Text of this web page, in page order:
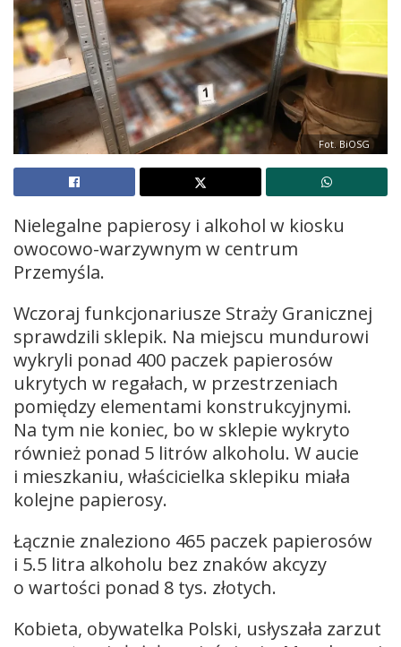
Fot. BiOSG
Nielegalne papierosy i alkohol w kiosku
owocowo-warzywnym w centrum
Przemyśla.
Wczoraj funkcjonariusze Straży Granicznej
sprawdzili sklepik. Na miejscu mundurowi
wykryli ponad 400 paczek papierosów
ukrytych w regałach, w przestrzeniach
pomiędzy elementami konstrukcyjnymi.
Na tym nie koniec, bo w sklepie wykryto
również ponad 5 litrów alkoholu. W aucie
i mieszkaniu, właścicielka sklepiku miała
kolejne papierosy.
Łącznie znaleziono 465 paczek papierosów
i 5.5 litra alkoholu bez znaków akcyzy
o wartości ponad 8 tys. złotych.
Kobieta, obywatelka Polski, usłyszała zarzut